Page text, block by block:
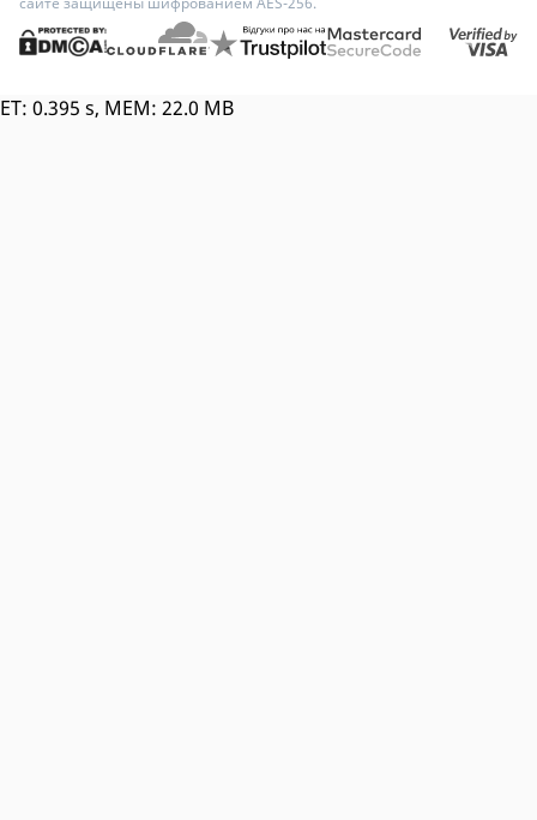
ET: 0.395 s, MEM: 22.0 MB